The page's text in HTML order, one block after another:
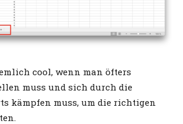
cool, wenn man öfters
muss und sich durch die
kämpfen muss, um die richtigen